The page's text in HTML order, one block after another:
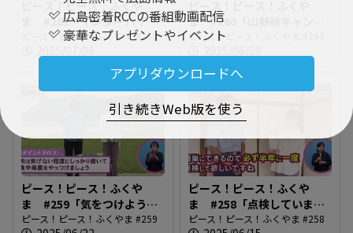
広島密着RCCの番組動画配信
豪華なプレゼントやイベント
アプリダウンロードへ
引き続きWeb版を使う
ピース！ピース！ふくや
ま #261「インターハイが
やってくる」
ピース！ピース！ふくやま #261
ま #260「山野峡キャンプ
場へ行ってみよう！」
ピース！ピース！ふくやま #260
ピース！ピース！ふくや
ま #259「気をつけよう！
夏の食中毒」
ピース！ピース！ふくやま #259
ピース！ピース！ふくや
ま #258「点検しています
か・住宅用火災警報器」
ピース！ピース！ふくやま #258